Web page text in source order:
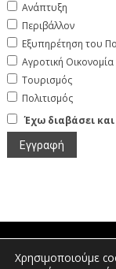
Ανάπτυξη
Περιβάλλον
Εξυπηρέτηση του
Αγροτική Οικονομία
Τουρισμός
Πολιτισμός
Έχω διαβάσει
Χρησιμοποιούμε